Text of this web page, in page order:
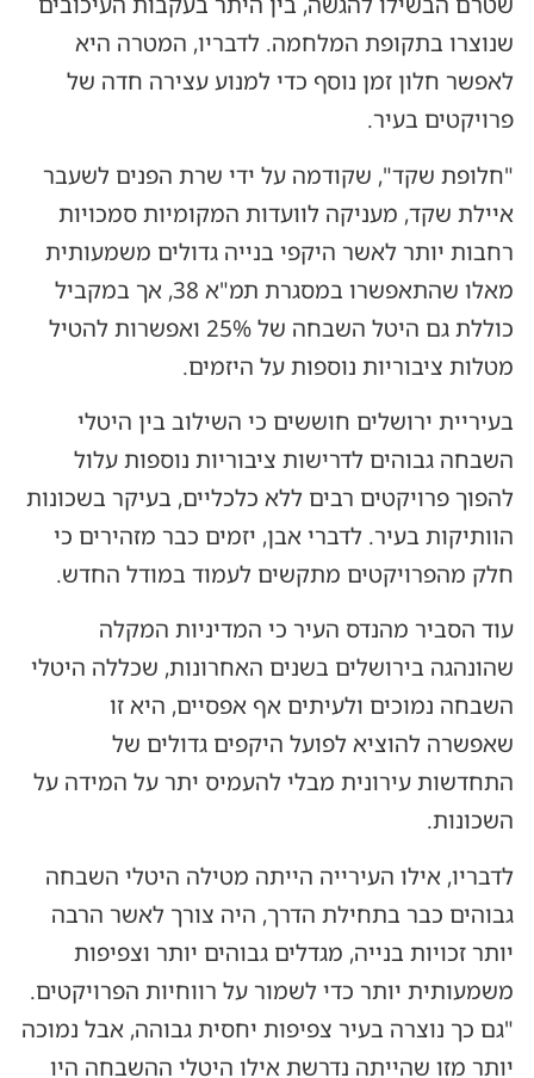
שנוצרו בתקופת המלחמה. לדבריו, המטרה היא
לאפשר חלון זמן נוסף כדי למנוע עצירה חדה של
פרויקטים בעיר.
"חלופת שקד", שקודמה על ידי שרת הפנים לשעבר
איילת שקד, מעניקה לוועדות המקומיות סמכויות
רחבות יותר לאשר היקפי בנייה גדולים משמעותית
מאלו שהתאפשרו במסגרת תמ"א 38, אך במקביל
כוללת גם היטל השבחה של 25% ואפשרות להטיל
מטלות ציבוריות נוספות על היזמים.
בעיריית ירושלים חוששים כי השילוב בין היטלי
השבחה גבוהים לדרישות ציבוריות נוספות עלול
להפוך פרויקטים רבים ללא כלכליים, בעיקר בשכונות
הוותיקות בעיר. לדברי אבן, יזמים כבר מזהירים כי
חלק מהפרויקטים מתקשים לעמוד במודל החדש.
עוד הסביר מהנדס העיר כי המדיניות המקלה
שהונהגה בירושלים בשנים האחרונות, שכללה היטלי
השבחה נמוכים ולעיתים אף אפסיים, היא זו
שאפשרה להוציא לפועל היקפים גדולים של
התחדשות עירונית מבלי להעמיס יתר על המידה על
השכונות.
לדבריו, אילו העירייה הייתה מטילה היטלי השבחה
גבוהים כבר בתחילת הדרך, היה צורך לאשר הרבה
יותר זכויות בנייה, מגדלים גבוהים יותר וצפיפות
משמעותית יותר כדי לשמור על רווחיות הפרויקטים.
"גם כך נוצרה בעיר צפיפות יחסית גבוהה, אבל נמוכה
יותר מזו שהייתה נדרשת אילו היטלי ההשבחה היו